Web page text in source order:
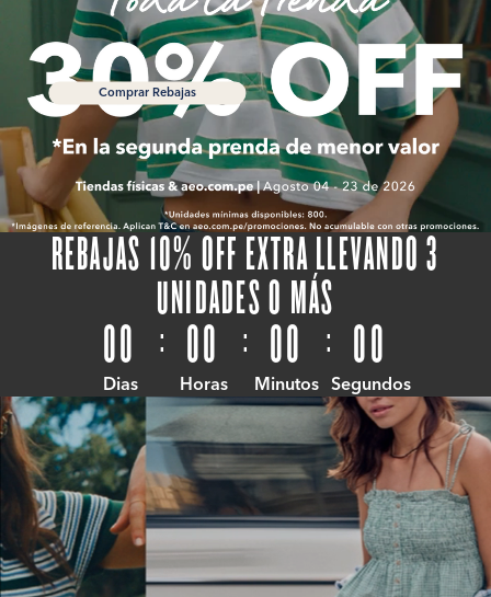
Comprar Rebajas
REBAJAS 10% OFF EXTRA LLEVANDO 3
UNIDADES O MÁS
00
Dias
: 00
Horas
: 00
Minutos
: 00
Segundos
Comprar ahora